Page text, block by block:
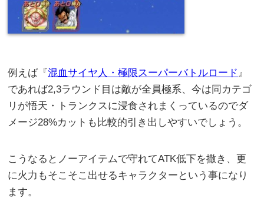
例えば『混血サイヤ人・極限スーパーバトルロード 』
であれば2,3ラウンド目は敵が全員極系、今は同カテゴ
リが悟天・トランクスに浸食されまくっているのでダ
メージ28%カットも比較的引き出しやすいでしょう。
こうなるとノーアイテムで守れてATK低下を撒き、更
に火力もそこそこ出せるキャラクターという事になり
ます。